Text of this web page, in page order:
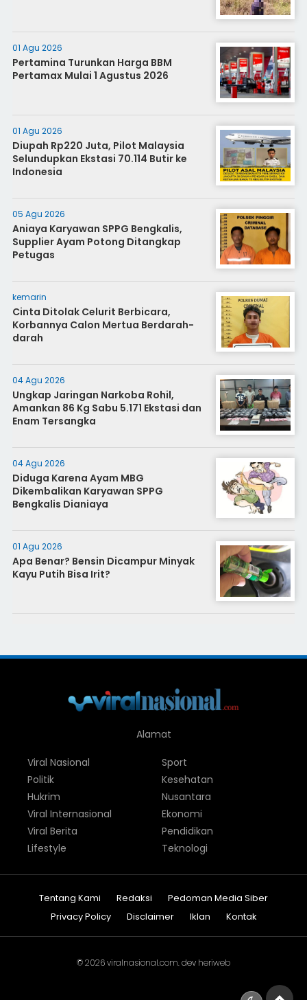
01 Agu 2026
Pertamina Turunkan Harga BBM
Pertamax Mulai 1 Agustus 2026
01 Agu 2026
Diupah Rp220 Juta, Pilot Malaysia
Selundupkan Ekstasi 70.114 Butir ke
Indonesia
05 Agu 2026
Aniaya Karyawan SPPG Bengkalis,
Supplier Ayam Potong Ditangkap
Petugas
kemarin
Cinta Ditolak Celurit Berbicara,
Korbannya Calon Mertua Berdarah-
darah
04 Agu 2026
Ungkap Jaringan Narkoba Rohil,
Amankan 86 Kg Sabu 5.171 Ekstasi dan
Enam Tersangka
04 Agu 2026
Diduga Karena Ayam MBG
Dikembalikan Karyawan SPPG
Bengkalis Dianiaya
01 Agu 2026
Apa Benar? Bensin Dicampur Minyak
Kayu Putih Bisa Irit?
Alamat
Viral Nasional
Politik
Hukrim
Viral Internasional
Viral Berita
Lifestyle
Sport
Kesehatan
Nusantara
Ekonomi
Pendidikan
Teknologi
Tentang Kami Redaksi
Pedoman Media Siber
Privacy Policy
Disclaimer Iklan Kontak
© 2026viralnasional.com. dev heriweb